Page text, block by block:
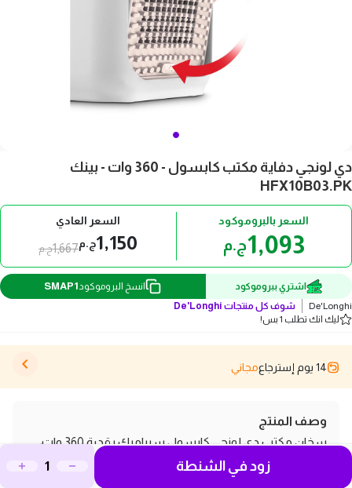
دي لونجي دفاية مكتب كابسول - 360 وات - بينك
HFX10B03.PK
السعر بالبروموكود
1,093ج.م
السعر العادي
1,150ج.م1,667ج.م
اشتري ببروموكود انسخ البروموكود SMAP1
De'Longhi شوف كل منتجات De'Longhi
ليك انك تطلب 1 بس!
14 يوم إسترجاع مجاني
وصف المنتج
سخان مكتب دي لونجي كابسول سيراميك بقدرة 360 وات،
تصميم هادئ وسريع للتدفئة مع شبكة قابلة للتعديل
زود في الشنطة